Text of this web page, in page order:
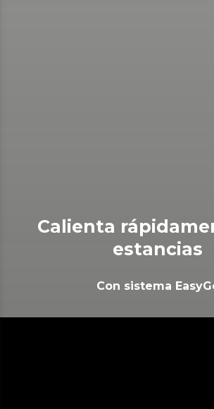
Calienta
estancias
Con sistema